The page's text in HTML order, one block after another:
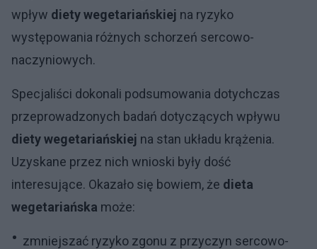
wpływ diety wegetariańskiej na ryzyko
występowania różnych schorzeń sercowo-
naczyniowych.
Specjaliści dokonali podsumowania dotychczas
przeprowadzonych badań dotyczących wpływu
diety wegetariańskiej na stan układu krążenia.
Uzyskane przez nich wnioski były dość
interesujące. Okazało się bowiem, że dieta
wegetariańska może:
zmniejszać ryzyko zgonu z przyczyn sercowo-